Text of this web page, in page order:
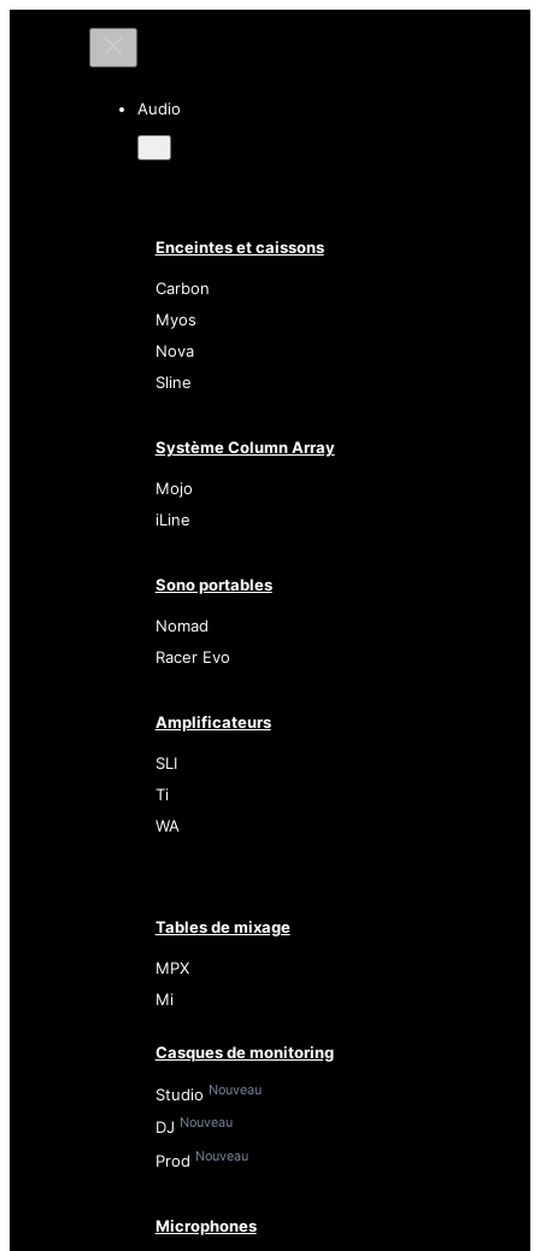
Audio
Enceintes et caissons
Carbon
Myos
Nova
Sline
Système Column Array
Mojo
iLine
Sono portables
Nomad
Racer Evo
Amplificateurs
SLI
Ti
WA
Tables de mixage
MPX
Mi
Casques de monitoring
Studio Nouveau
DJ Nouveau
Prod Nouveau
Microphones